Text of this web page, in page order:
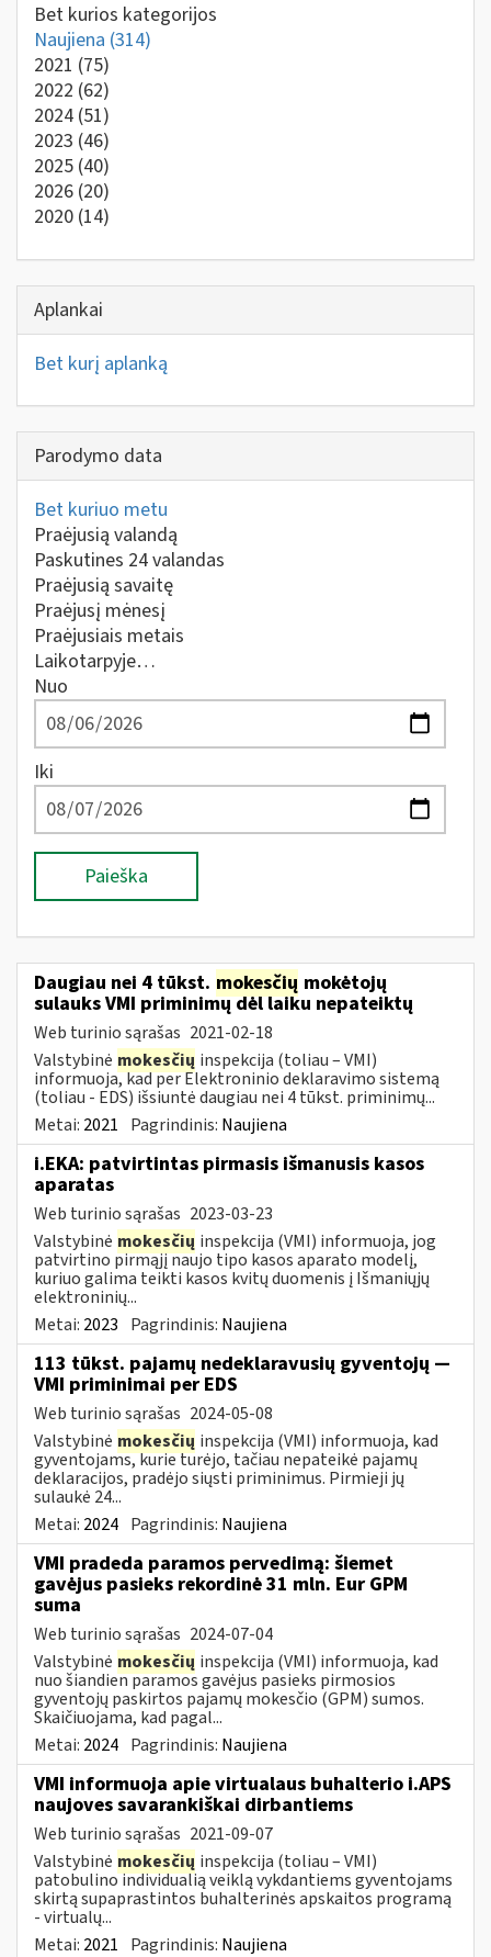
Bet kurios kategorijos
Naujiena (314)
2021 (75)
2022 (62)
2024 (51)
2023 (46)
2025 (40)
2026 (20)
2020 (14)
Aplankai
Bet kurį aplanką
Parodymo data
Bet kuriuo metu
Praėjusią valandą
Paskutines 24 valandas
Praėjusią savaitę
Praėjusį mėnesį
Praėjusiais metais
Laikotarpyje…
Nuo
Iki
Paieška
Daugiau nei 4 tūkst. mokesčių mokėtojų
sulauks VMI priminimų dėl laiku nepateiktų
Web turinio sąrašas 2021-02-18
Valstybinė mokesčių inspekcija (toliau – VMI)
informuoja, kad per Elektroninio deklaravimo sistemą
(toliau - EDS) išsiuntė daugiau nei 4 tūkst. priminimų...
Metai: 2021 Pagrindinis: Naujiena
i.EKA: patvirtintas pirmasis išmanusis kasos
aparatas
Web turinio sąrašas 2023-03-23
Valstybinė mokesčių inspekcija (VMI) informuoja, jog
patvirtino pirmąjį naujo tipo kasos aparato modelį,
kuriuo galima teikti kasos kvitų duomenis į Išmaniųjų
elektroninių...
Metai: 2023 Pagrindinis: Naujiena
113 tūkst. pajamų nedeklaravusių gyventojų —
VMI priminimai per EDS
Web turinio sąrašas 2024-05-08
Valstybinė mokesčių inspekcija (VMI) informuoja, kad
gyventojams, kurie turėjo, tačiau nepateikė pajamų
deklaracijos, pradėjo siųsti priminimus. Pirmieji jų
sulaukė 24...
Metai: 2024 Pagrindinis: Naujiena
VMI pradeda paramos pervedimą: šiemet
gavėjus pasieks rekordinė 31 mln. Eur GPM
suma
Web turinio sąrašas 2024-07-04
Valstybinė mokesčių inspekcija (VMI) informuoja, kad
nuo šiandien paramos gavėjus pasieks pirmosios
gyventojų paskirtos pajamų mokesčio (GPM) sumos.
Skaičiuojama, kad pagal...
Metai: 2024 Pagrindinis: Naujiena
VMI informuoja apie virtualaus buhalterio i.APS
naujoves savarankiškai dirbantiems
Web turinio sąrašas 2021-09-07
Valstybinė mokesčių inspekcija (toliau – VMI)
patobulino individualią veiklą vykdantiems gyventojams
skirtą supaprastintos buhalterinės apskaitos programą
- virtualų...
Metai: 2021 Pagrindinis: Naujiena